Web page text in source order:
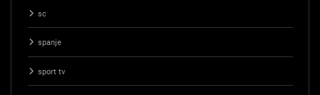
sc
spanje
sport tv